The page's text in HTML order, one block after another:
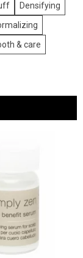
Densifying
& care